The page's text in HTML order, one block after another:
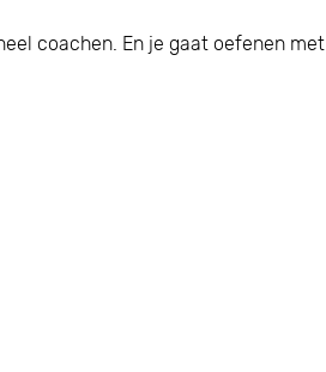
coachen. En je gaat oefenen